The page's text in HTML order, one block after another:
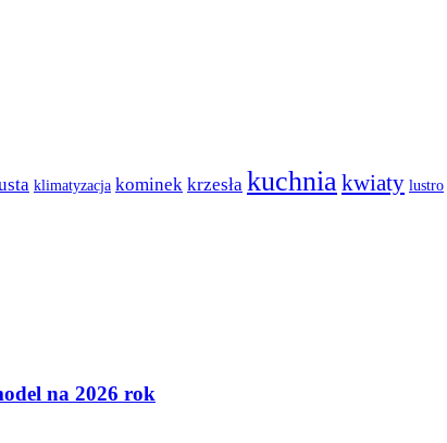
klimatyzacja kominek krzesła kuchniakwiaty lustro
na 2026 rok